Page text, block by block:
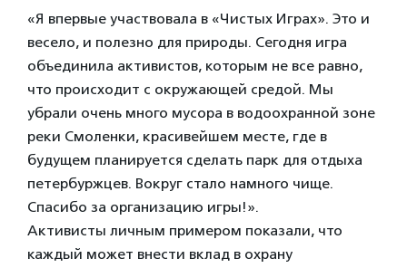
«Я впервые участвовала в «Чистых Играх». Это и
весело, и полезно для природы. Сегодня игра
объединила активистов, которым не все равно,
что происходит с окружающей средой. Мы
убрали очень много мусора в водоохранной зоне
реки Смоленки, красивейшем месте, где в
будущем планируется сделать парк для отдыха
петербуржцев. Вокруг стало намного чище.
Спасибо за организацию игры!».
Активисты личным примером показали, что
каждый может внести вклад в охрану